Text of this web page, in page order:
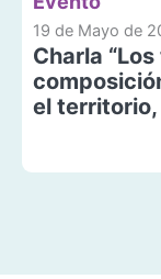
19 de Mayo de
Charla
el territorio,